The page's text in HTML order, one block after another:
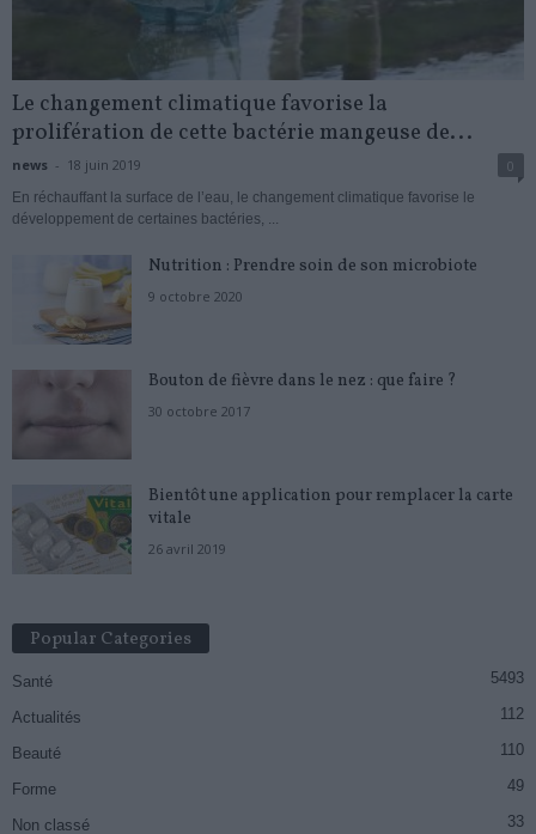
Le changement climatique favorise la
prolifération de cette bactérie mangeuse de...
news - 18 juin 2019 0
En réchauffant la surface de l’eau, le changement climatique favorise le
développement de certaines bactéries, ...
Nutrition : Prendre soin de son microbiote
9 octobre 2020
Bouton de fièvre dans le nez : que faire ?
30 octobre 2017
Bientôt une application pour remplacer la carte
vitale
26 avril 2019
Popular Categories
Santé 5493
Actualités 112
Beauté 110
Forme 49
Non classé 33